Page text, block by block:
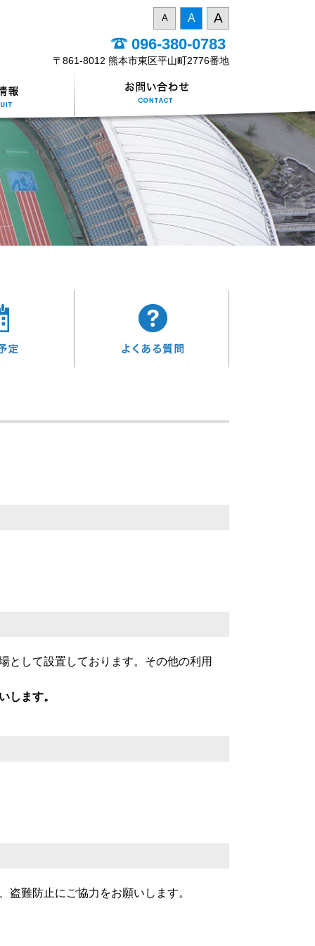
A A A
096-380-0783
〒861-8012 熊本市東区平山町2776番地
として設置しております。その他の利用
します。
難防止にご協力をお願いします。